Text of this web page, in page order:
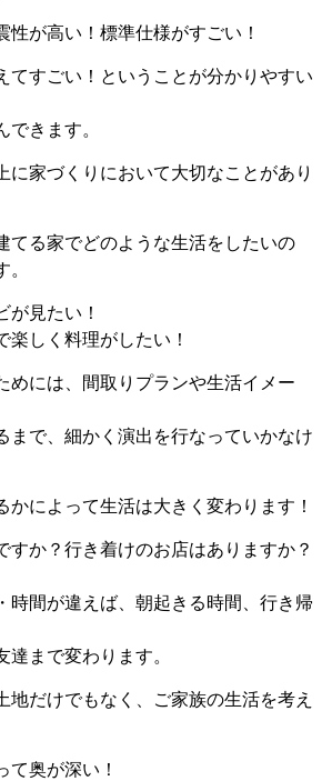
性が高い！標準仕様がすごい！
てすごい！ということが分かりやすい
できます。
に家づくりにおいて大切なことがあり
てる家でどのような生活をしたいの
が見たい！
楽しく料理がしたい！
めには、間取りプランや生活イメー
まで、細かく演出を行なっていかなけ
かによって生活は大きく変わります！
すか？行き着けのお店はありますか？
時間が違えば、朝起きる時間、行き帰
達まで変わります。
地だけでもなく、ご家族の生活を考え
て奥が深い！